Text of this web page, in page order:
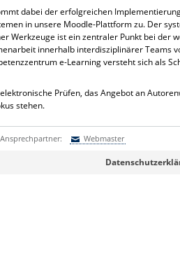
dabei der erfolgreichen
in unsere Moodle-Plattform zu. Der
Werkzeuge ist ein zentraler Punkt bei der
innerhalb interdisziplinärer Teams
e-Learningversteht sich als
Prüfen, das Angebot an
stehen.
Webmaster
Webmaster